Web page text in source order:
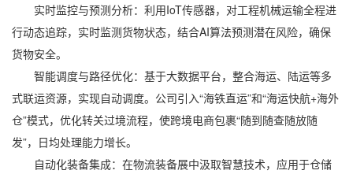
实时监控与预测分析：利用IoT传感器，对工程机械运输全程进
行动态追踪，实时监测货物状态，结合AI算法预测潜在风险，确保
货物安全。
智能调度与路径优化：基于大数据平台，整合海运、陆运等多
式联运资源，实现自动调度。公司引入“海铁直运”和“海运快航+海外
仓”模式，优化转关过境流程，使跨境电商包裹“随到随查随放随
发”，日均处理能力增长。
自动化装备集成：在物流装备展中汲取智慧技术，应用于仓储